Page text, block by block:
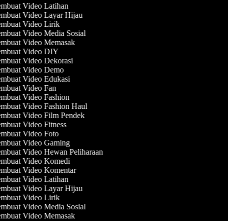
Video Latihan
Video Layar Hijau
Video Lirik
Video Media Sosial
Video Memasak
Video DIY
Video Dekorasi
Video Demo
Video Edukasi
Video Fan
Video Fashion
Video Fashion Haul
Video Film Pendek
Video Fitness
Video Foto
Video Gaming
Video Hewan Peliharaan
Video Komedi
Video Komentar
Video Latihan
Video Layar Hijau
Video Lirik
Video Media Sosial
Video Memasak